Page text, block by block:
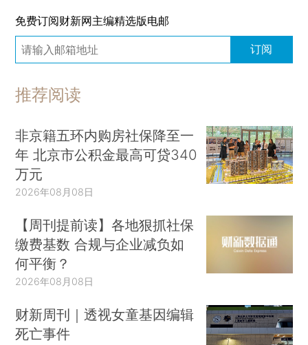
免费订阅财新网主编精选版电邮
订阅
推荐阅读
非京籍五环内购房社保降至一
年 北京市公积金最高可贷340
万元
2026年08月08日
【周刊提前读】各地狠抓社保
缴费基数 合规与企业减负如
何平衡？
2026年08月08日
财新周刊｜透视女童基因编辑
死亡事件